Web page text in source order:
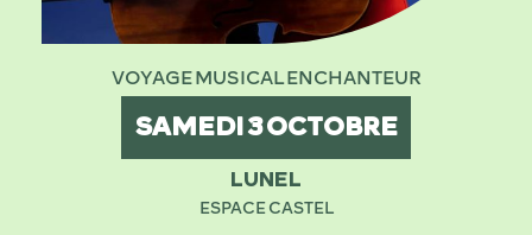
VOYAGE MUSICAL ENCHANTEUR
SAMEDI 3OCTOBRE
LUNEL
ESPACE CASTEL